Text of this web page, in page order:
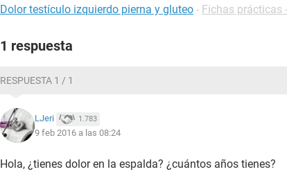
Dolor testículo izquierdo pierna y gluteo - Fichas prácticas
1 respuesta
RESPUESTA 1 / 1
LJeri 1.783
9 feb 2016 a las 08:24
Hola, ¿tienes dolor en la espalda? ¿cuántos años tienes?